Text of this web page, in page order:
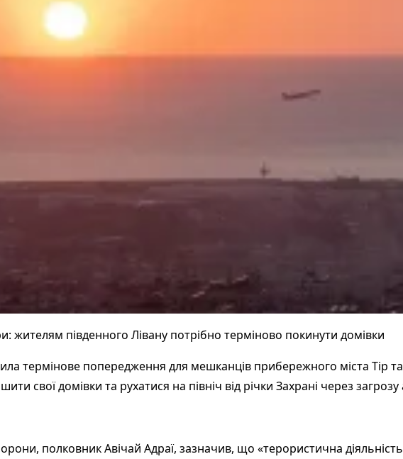
жителям південного Лівану потрібно терміново покинути домівки
термінове попередження для мешканців прибережного міста Тір
свої домівки та рухатися на північ від річки Захрані через загрозу
полковник Авічай Адраї, зазначив, що «терористична